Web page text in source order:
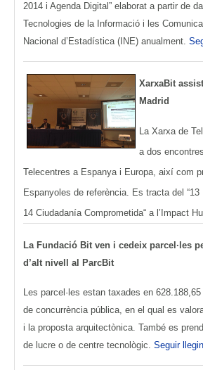
2014 i Agenda Digital” elaborat a partir de
Tecnologies de la Informació i les
Nacional d’Estadística (INE) anualment.
XarxaBit
Madrid
La Xarxa de
a dos
Telecentres a Espanya i Europa, així com
Espanyoles de referència. Es tracta del
14 Ciudadanía Comprometida“ a l’Impact
La Fundació Bit ven i cedeix parcel·les
d’alt nivell al ParcBit
Les parcel·les estan taxades en
de concurrència pública, en el qual es
i la proposta arquitectònica. També es
de lucre o de centre tecnològic. Seguir